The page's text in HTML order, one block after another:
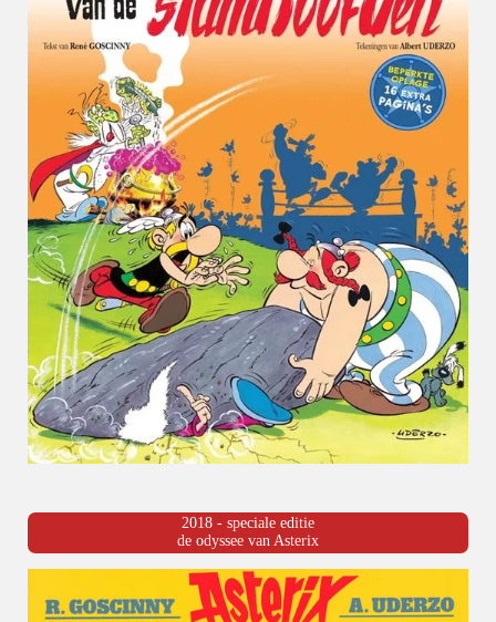
2018 - speciale editie
de odyssee van Asterix